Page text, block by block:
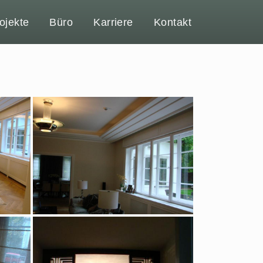
Büro Karriere Kontakt